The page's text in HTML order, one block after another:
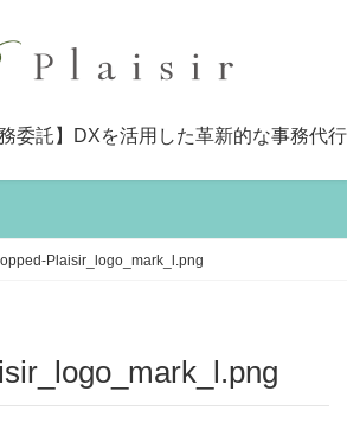
委託】DXを活用した革新的な事務代行
Plaisir_logo_mark_l.png